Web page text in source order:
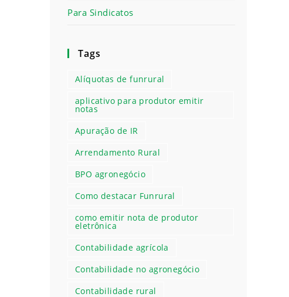
Para Sindicatos
Tags
Alíquotas de funrural
aplicativo para produtor emitir
notas
Apuração de IR
Arrendamento Rural
BPO agronegócio
Como destacar Funrural
como emitir nota de produtor
eletrônica
Contabilidade agrícola
Contabilidade no agronegócio
Contabilidade rural